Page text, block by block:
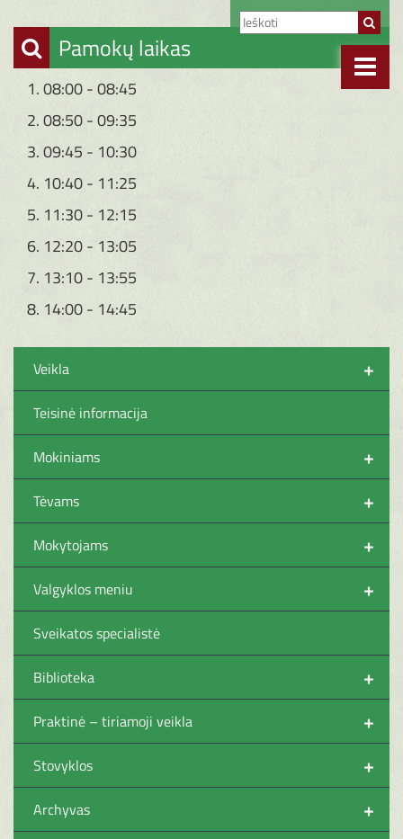
Pamokų laikas
1. 08:00 - 08:45
2. 08:50 - 09:35
3. 09:45 - 10:30
4. 10:40 - 11:25
5. 11:30 - 12:15
6. 12:20 - 13:05
7. 13:10 - 13:55
8. 14:00 - 14:45
+
Veikla
Teisinė informacija
+
Mokiniams
+
Tėvams
+
Mokytojams
+
Valgyklos meniu
Sveikatos specialistė
+
Biblioteka
+
Praktinė – tiriamoji veikla
+
Stovyklos
+
Archyvas